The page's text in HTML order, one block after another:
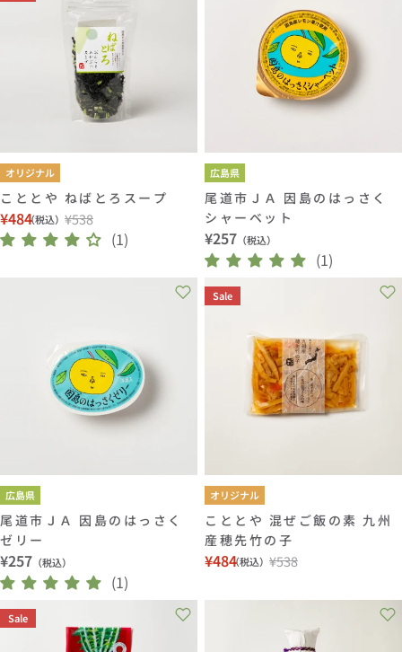
オリジナル
こととや ねばとろスープ
セ
ー
¥484（税込）
通
常
¥538
(1)
広島県
尾道市ＪＡ 因島のはっさく
シャーベット
通
常
格
¥257 （税込）
(1)
広島県
尾道市ＪＡ 因島のはっさく
ゼリー
通
常
格
¥257 （税込）
(1)
Sale
オリジナル
こととや 混ぜご飯の素 九州
産穂先竹の子
セ
¥484（税込）
通
¥538
Sale